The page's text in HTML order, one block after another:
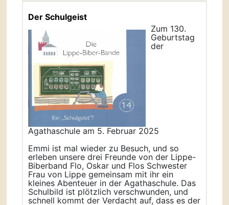
Der Schulgeist
Zum 130.
Geburtstag
der
Agathaschule am 5. Februar 2025
Emmi ist mal wieder zu Besuch, und so
erleben unsere drei Freunde von der Lippe-
Biberband Flo, Oskar und Flos Schwester
Frau von Lippe gemeinsam mit ihr ein
kleines Abenteuer in der Agathaschule. Das
Schulbild ist plötzlich verschwunden, und
schnell kommt der Verdacht auf, dass es der